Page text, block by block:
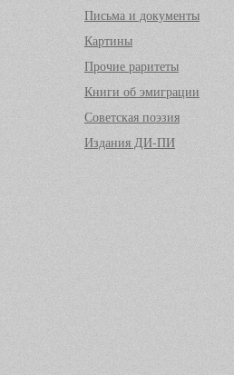
Письма и документы
Картины
Прочие раритеты
Книги об эмиграции
Советская поэзия
Издания ДИ-ПИ